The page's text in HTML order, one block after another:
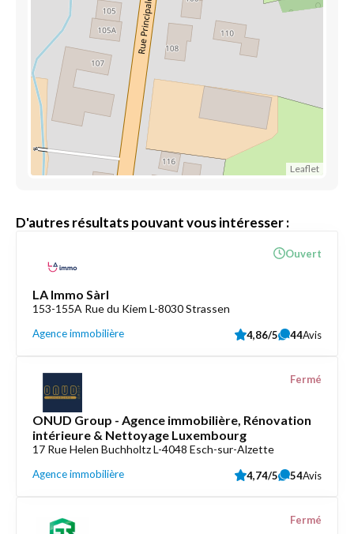
Leaflet
D'autres résultats pouvant vous intéresser :
LA Immo Sàrl
153-155A Rue du Kiem L-8030 Strassen
Agence immobilière
Ouvert
4,86/5 44Avis
ONUD Group - Agence immobilière, Rénovation
intérieure & Nettoyage Luxembourg
17 Rue Helen Buchholtz L-4048 Esch-sur-Alzette
Agence immobilière
Fermé
4,74/5 54Avis
Fermé